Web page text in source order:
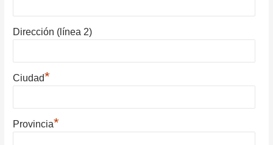
Dirección (línea 2)
Ciudad*
Provincia*